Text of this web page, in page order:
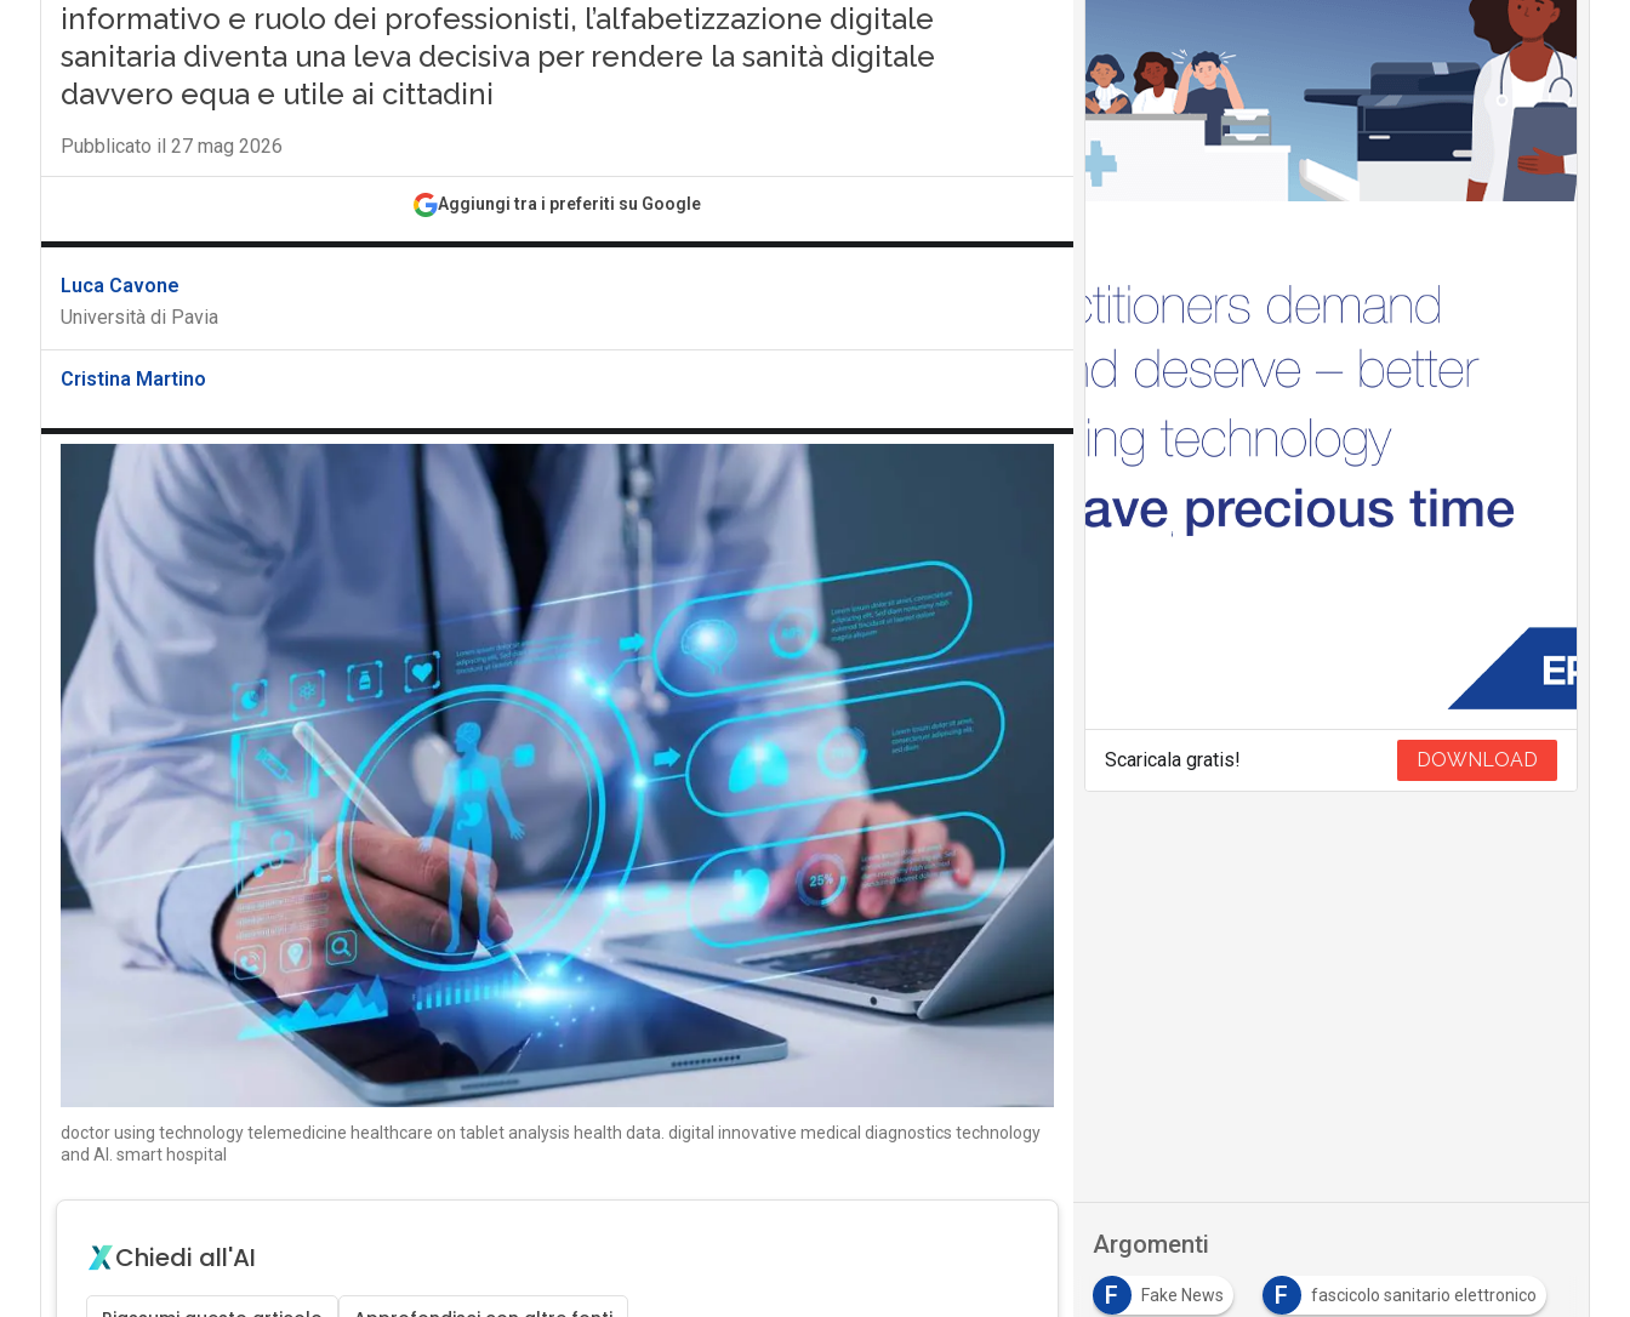
informativo e ruolo dei professionisti, l’alfabetizzazione digitale
sanitaria diventa una leva decisiva per rendere la sanità digitale
davvero equa e utile ai cittadini
Pubblicato il 27 mag 2026
Aggiungi tra i preferiti su Google
Luca Cavone
Università di Pavia
Cristina Martino
doctor using technology telemedicine healthcare on tablet analysis health data. digital innovative medical diagnostics technology
and AI. smart hospital
Chiedi all'AI
Scaricala gratis! DOWNLOAD
Argomenti
F fascicolo sanitario elettronico F formazione